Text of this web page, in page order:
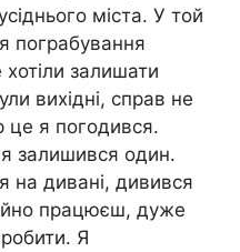
міста. У той
пограбування
залишати
вихідні, справ не
це я погодився.
я залишився один.
на дивані, дивився
працюєш, дуже
Я